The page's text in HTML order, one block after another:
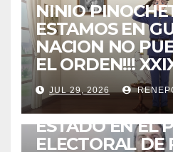
NINIO
ESTAMOS EN
NACION NO
EL ORDEN!!!
JUL 29, 2026
COMENTARIOS MENSAJES
EL PRINCIPIO
INTERVENCION
ESTADO EN EL
ELECTORAL DE